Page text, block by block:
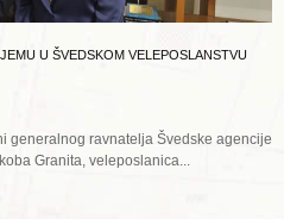
U ŠVEDSKOM VELEPOSLANSTVU
generalnog ravnatelja Švedske agencije
Granita, veleposlanica...